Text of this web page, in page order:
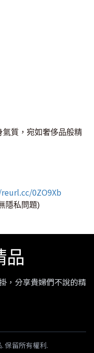
質，宛如奢侈品般精
0ZO9Xb
隱私問題)
品
，分享貴婦們不說的精
保留所有權利.